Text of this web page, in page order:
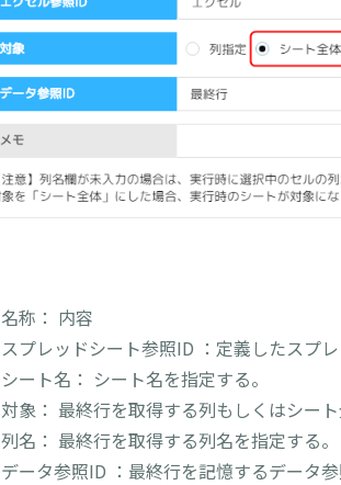
名称： 内容
スプレッドシート参照ID ：定義したスプ
シート名： シート名を指定する。
対象： 最終行を取得する列もしくはシー
列名： 最終行を取得する列名を指定する。
データ参照ID ：最終行を記憶するデータ参